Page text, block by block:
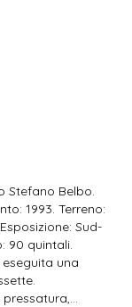
Stefano Belbo.
1993. Terreno:
Sud-
90 quintali.
una